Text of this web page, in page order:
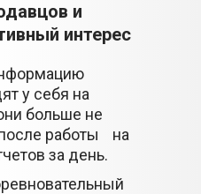
и
интерес
у себя на
больше не
работы на
за день.